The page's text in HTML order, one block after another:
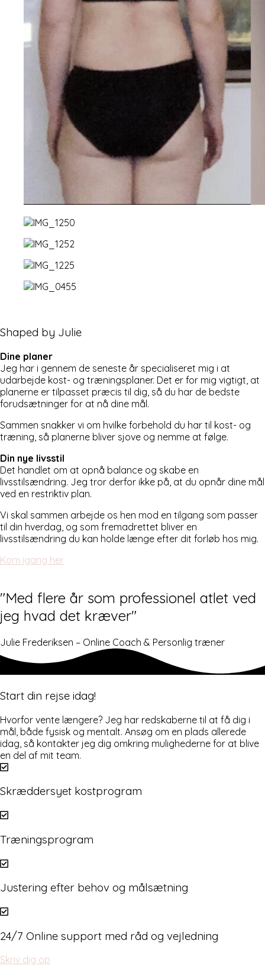
Shaped by Julie
Dine planer
Jeg har i gennem de seneste år specialiseret mig i at
udarbejde kost- og træningsplaner. Det er for mig vigtigt, at
planerne er tilpasset præcis til dig, så du har de bedste
forudsætninger for at nå dine mål.
Sammen snakker vi om hvilke forbehold du har til kost- og
træning, så planerne bliver sjove og nemme at følge.
Din nye livsstil
Det handlet om at opnå balance og skabe en
livsstilsændring. Jeg tror derfor ikke på, at du opnår dine mål
ved en restriktiv plan.
Vi skal sammen arbejde os hen mod en tilgang som passer
til din hverdag, og som fremadrettet bliver en
livsstilsændring du kan holde længe efter dit forløb hos mig.
Kom igang her
"Med flere år som professionel atlet ved
jeg hvad det kræver"
Julie Frederiksen – Online Coach & Personlig træner
Start din rejse idag!
Hvorfor vente længere? Jeg har redskaberne til at få dig i
mål, både fysisk og mentalt. Ansøg om en plads allerede
idag, så kontakter jeg dig omkring mulighederne for at blive
en del af mit team.
Skræddersyet kostprogram
Træningsprogram
Justering efter behov og målsætning
24/7 Online support med råd og vejledning
Skriv dig op